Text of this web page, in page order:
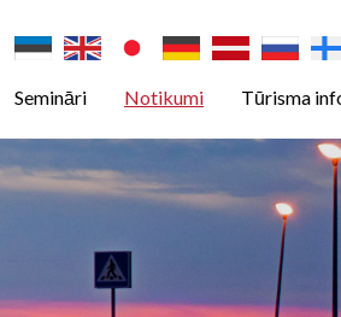
Semināri Notikumi Tūrisma